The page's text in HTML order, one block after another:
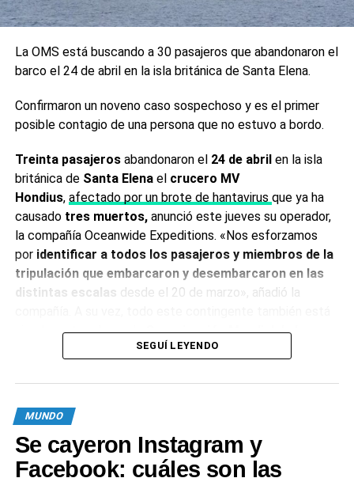
La OMS está buscando a 30 pasajeros que abandonaron el
barco el 24 de abril en la isla británica de Santa Elena.
Confirmaron un noveno caso sospechoso y es el primer
posible contagio de una persona que no estuvo a bordo.
Treinta pasajerosabandonaron el 24 de abrilen la isla
británica de Santa Elenael crucero MV
Hondius, afectado por un brote de hantavirus que ya ha
causado tres muertos,anunció este jueves su operador,
la compañía Oceanwide Expeditions. «Nos esforzamos
por identificar a todos los pasajeros y miembros de la
tripulación que embarcaron y desembarcaron en las
distintas escalas desde el 20 de marzo», añadió la
siendo rastreado por laOrganización Mundial de la
, que le pidió al Gobierno de Milei que revea su
azafata neerlandesas
de los afectados y permanece internada con síntomas
leves
. De confirmarse, sería el
primer contagio de una
SEGUÍ LEYENDO
MUNDO
Se cayeron Instagram y
Facebook: cuáles son las